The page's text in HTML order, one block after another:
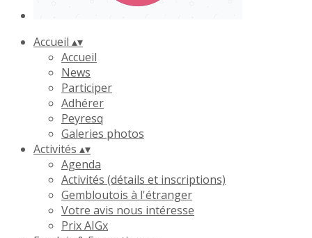
Accueil ▴▾
Accueil
News
Participer
Adhérer
Peyresq
Galeries photos
Activités ▴▾
Agenda
Activités (détails et inscriptions)
Gembloutois à l'étranger
Votre avis nous intéresse
Prix AIGx